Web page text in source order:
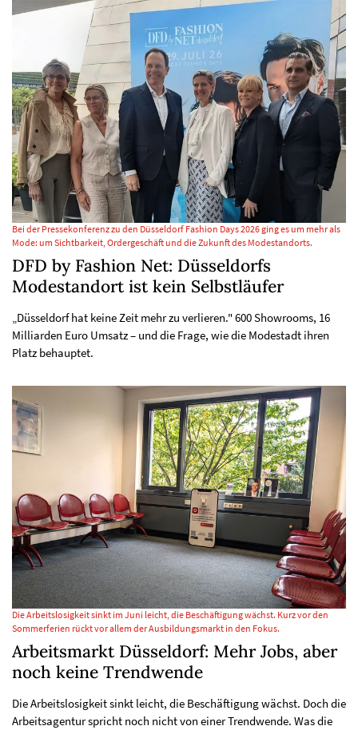
Bei der Pressekonferenz zu den Düsseldorf Fashion Days 2026 ging es um mehr als
Mode: um Sichtbarkeit, Ordergeschäft und die Zukunft des Modestandorts.
DFD by Fashion Net: Düsseldorfs
Modestandort ist kein Selbstläufer
„Düsseldorf hat keine Zeit mehr zu verlieren." 600 Showrooms, 16
Milliarden Euro Umsatz – und die Frage, wie die Modestadt ihren
Platz behauptet.
Die Arbeitslosigkeit sinkt im Juni leicht, die Beschäftigung wächst. Kurz vor den
Sommerferien rückt vor allem der Ausbildungsmarkt in den Fokus.
Arbeitsmarkt Düsseldorf: Mehr Jobs, aber
noch keine Trendwende
Die Arbeitslosigkeit sinkt leicht, die Beschäftigung wächst. Doch die
Arbeitsagentur spricht noch nicht von einer Trendwende. Was die